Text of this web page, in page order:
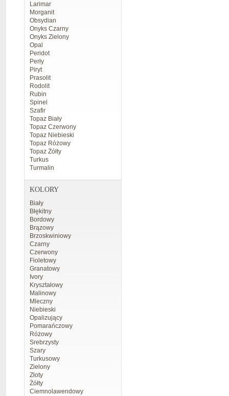
Larimar
Morganit
Obsydian
Onyks Czarny
Onyks Zielony
Opal
Peridot
Perły
Piryt
Prasolit
Rodolit
Rubin
Spinel
Szafir
Topaz Biały
Topaz Czerwony
Topaz Niebieski
Topaz Różowy
Topaz Żółty
Turkus
Turmalin
KOLORY
Biały
Błękitny
Bordowy
Brązowy
Brzoskwiniowy
Czarny
Czerwony
Fioletowy
Granatowy
Ivory
Kryształowy
Malinowy
Mleczny
Niebieski
Opalizujący
Pomarańczowy
Różowy
Srebrzysty
Szary
Turkusowy
Zielony
Złoty
Żółty
Ciemnolawendowy